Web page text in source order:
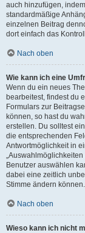
auch hinzufügen,
standardmäßige
einzelnen Beitrag
dort einfach das
Nach oben
Wie kann ich eine
Wenn du ein neues
bearbeitest, findest du
Formulars zur
können, so hast du
erstellen. Du solltest
die entsprechenden
Antwortmöglichkeit in
Benutzer auswählen
dabei eine zeitlich
Stimme ändern können.
Nach oben
Wieso kann ich nicht